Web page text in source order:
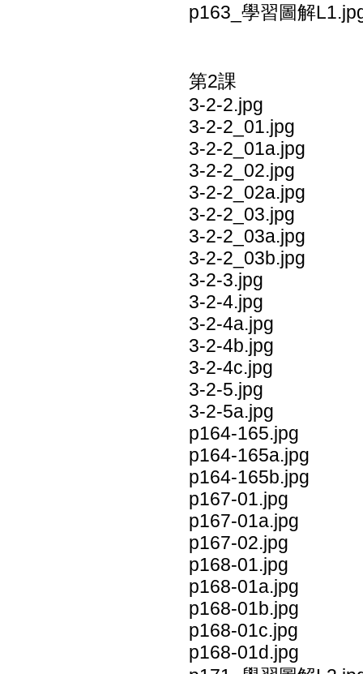
p163_學習圖解
第2課
3-2-2.jpg
3-2-2_01.jpg
3-2-2_01a.jpg
3-2-2_02.jpg
3-2-2_02a.jpg
3-2-2_03.jpg
3-2-2_03a.jpg
3-2-2_03b.jpg
3-2-3.jpg
3-2-4.jpg
3-2-4a.jpg
3-2-4b.jpg
3-2-4c.jpg
3-2-5.jpg
3-2-5a.jpg
p164-165.jpg
p164-165a.jpg
p164-165b.jpg
p167-01.jpg
p167-01a.jpg
p167-02.jpg
p168-01.jpg
p168-01a.jpg
p168-01b.jpg
p168-01c.jpg
p168-01d.jpg